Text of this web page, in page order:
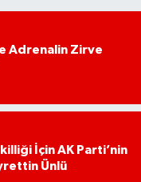
Adrenalin Zirve
İçin AK Parti’nin
Ünlü